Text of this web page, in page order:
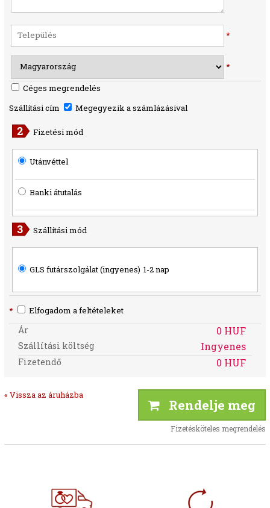
*
*
Céges megrendelés
Szállítási cím
Megegyezik a számlázásival
Fizetési mód
Utánvéttel
Banki átutalás
Szállítási mód
GLS futárszolgálat (ingyenes) 1-2 nap
* Elfogadom a feltételeket
Ár 0 HUF
Szállítási költség Ingyenes
Fizetendő 0 HUF
« Vissza az áruházba
Rendelje meg
Fizetésköteles megrendelés